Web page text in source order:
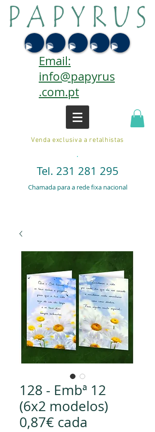
Email:
info@papyrus
.com.pt
Venda exclusiva a retalhistas
.
Tel. 231 281 295
Chamada para a rede fixa nacional
128 - Embª 12
(6x2 modelos)
0,87€ cada